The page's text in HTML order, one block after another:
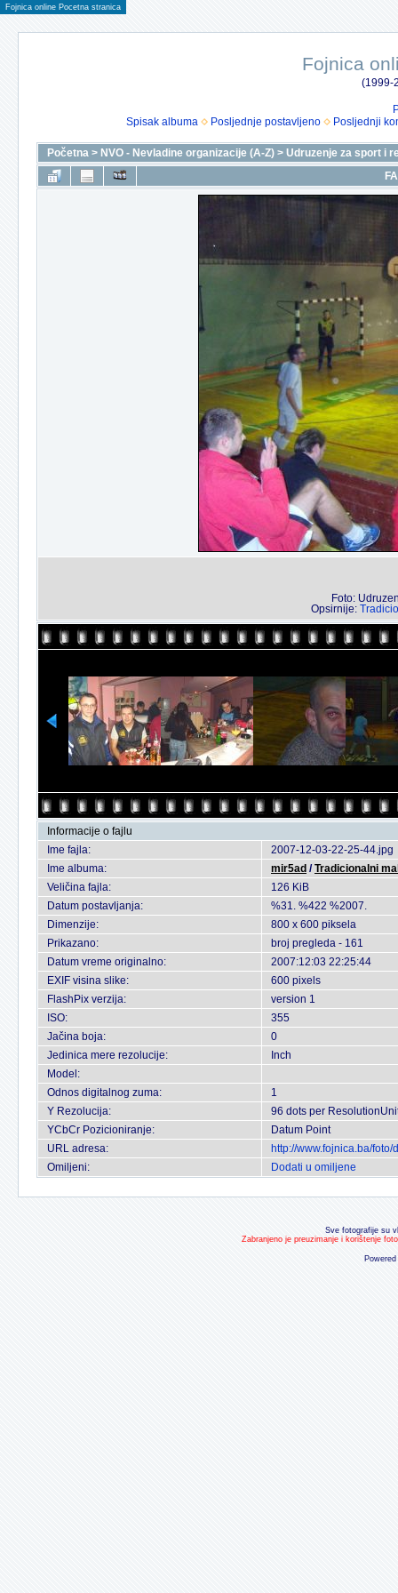
Fojnica online Pocetna stranica
Fojnica
(1999-
Spisak albuma
Posljednje postavljeno Posljednji
Početna > NVO - Nevladine organizacije (A-Z) > Udruzenje za sport i
Foto:
Opsirnije:
Informacije o fajlu
Ime fajla:
2007-12-03-22-25-44.jpg
Ime albuma:
mir5ad /Tradicionalni
Veličina fajla:
126 KiB
Datum postavljanja:
%31. %422 %2007.
Dimenzije:
800 x 600 piksela
Prikazano:
broj pregleda - 161
Datum vreme originalno:
2007:12:03 22:25:44
EXIF visina slike:
600 pixels
FlashPix verzija:
version 1
ISO:
355
Jačina boja:
0
Jedinica mere rezolucije:
Inch
Model:
Odnos digitalnog zuma:
1
Y Rezolucija:
96 dots per
YCbCr Pozicioniranje:
Datum Point
URL adresa:
http://www.fojnica.ba/
Omiljeni:
Dodati u omiljene
Sve fotografije su
Zabranjeno je preuzimanje i korištenje